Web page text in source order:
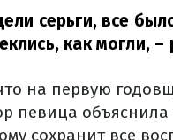
серьги, все
как могли, –
на первую
певица объяснила
сохранит все